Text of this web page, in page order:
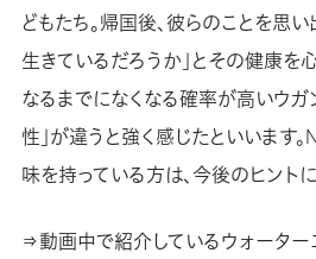
どもたち。帰国後、彼らのことを思い
生きているだろうか」とその健康を
なるまでになくなる確率が高いウガ
性」が違うと強く感じたといいます
味を持っている方は、今後のヒント
⇒動画中で紹介しているウォータ